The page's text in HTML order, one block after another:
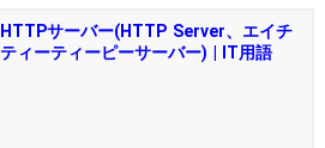
HTTPサーバー(HTTP Server、エイチ
ティーティーピーサーバー) | IT用語